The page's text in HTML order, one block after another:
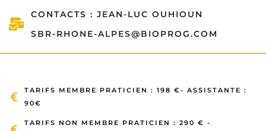
CONTACTS : JEAN-LUC OUHIOUN
SBR-RHONE-ALPES@BIOPROG.COM
TARIFS MEMBRE PRATICIEN : 198 €- ASSISTANTE :
90€
TARIFS NON MEMBRE PRATICIEN : 290 € -